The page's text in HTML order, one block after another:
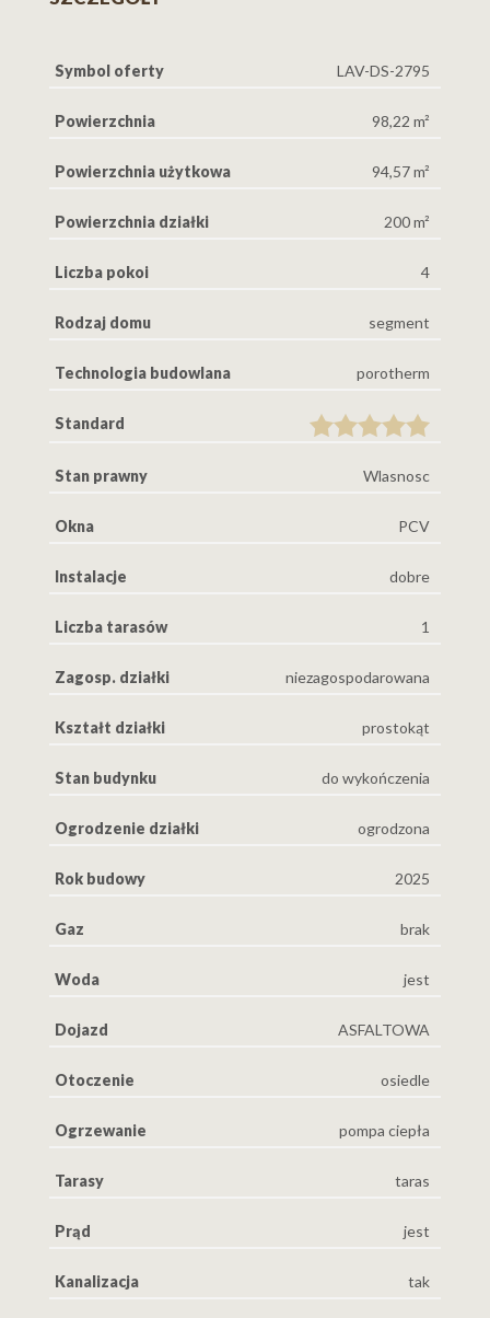
Symbol oferty LAV-DS-2795
Powierzchnia 98,22 m²
Powierzchnia użytkowa 94,57 m²
Powierzchnia działki 200 m²
Liczba pokoi 4
Rodzaj domu segment
Technologia budowlana porotherm
Standard
Stan prawny Wlasnosc
Okna PCV
Instalacje dobre
Liczba tarasów 1
Zagosp. działki niezagospodarowana
Kształt działki prostokąt
Stan budynku do wykończenia
Ogrodzenie działki ogrodzona
Rok budowy 2025
Gaz brak
Woda jest
Dojazd ASFALTOWA
Otoczenie osiedle
Ogrzewanie pompa ciepła
Tarasy taras
Prąd jest
Kanalizacja tak